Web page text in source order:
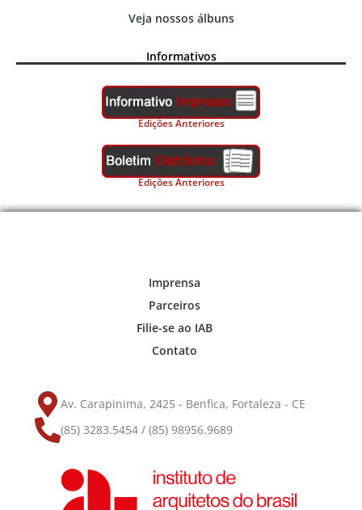
Veja nossos álbuns
Informativos
Edições Anteriores
Edições Anteriores
Imprensa
Parceiros
Filie-se ao IAB
Contato
Av. Carapinima, 2425 - Benfica, Fortaleza - CE
(85) 3283.5454 / (85) 98956.9689